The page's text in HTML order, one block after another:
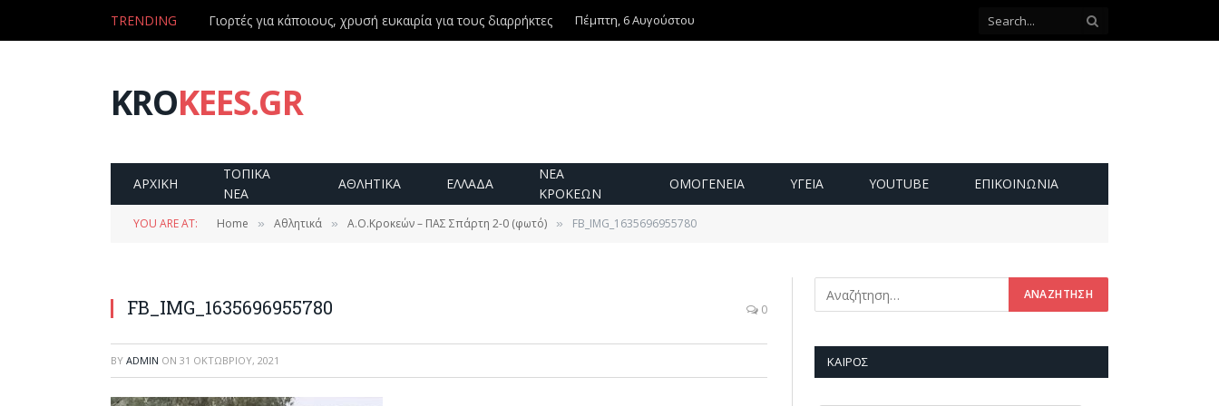
TRENDING Γιορτές για κάποιους, χρυσή ευκαιρία για τους διαρρήκτες Πέμπτη, 6 Αυγούστου
KROKEES.GR
ΑΡΧΙΚΗ
ΤΟΠΙΚΑ
ΝΕΑ
ΑΘΛΗΤΙΚΑ ΕΛΛΑΔΑ
ΝΕΑ
ΚΡΟΚΕΩΝ
ΟΜΟΓΕΝΕΙΑ ΥΓΕΙΑ YOUTUBE ΕΠΙΚΟΙΝΩΝΊΑ
YOU ARE AT: Home » Αθλητικά » Α.Ο.Κροκεών – ΠΑΣ Σπάρτη 2-0 (φωτό) » FB_IMG_1635696955780
FB_IMG_1635696955780 0
BY ADMIN ON 31 ΟΚΤΩΒΡΊΟΥ, 2021 ΚΑΙΡΌΣ